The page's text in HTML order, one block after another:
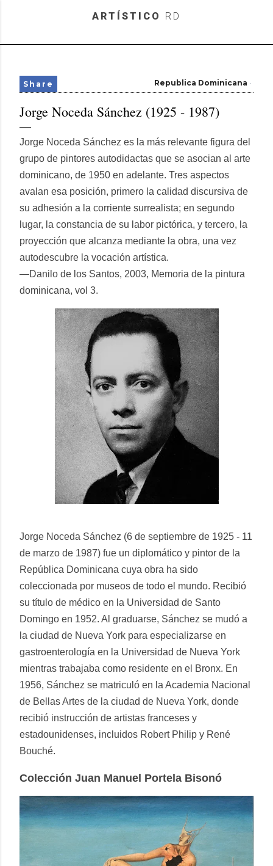
Skip to main content
ARTÍSTICO RD
Republica Dominicana
Share
Jorge Noceda Sánchez (1925 - 1987)
Jorge Noceda Sánchez es la más relevante figura del
grupo de pintores autodidactas que se asocian al arte
dominicano, de 1950 en adelante. Tres aspectos
avalan esa posición, primero la calidad discursiva de
su adhesión a la corriente surrealista; en segundo
lugar, la constancia de su labor pictórica, y tercero, la
proyección que alcanza mediante la obra, una vez
autodescubre la vocación artística.
—Danilo de los Santos, 2003, Memoria de la pintura
dominicana, vol 3.
Jorge Noceda Sánchez (6 de septiembre de 1925 - 11
de marzo de 1987) fue un diplomático y pintor de la
República Dominicana cuya obra ha sido
coleccionada por museos de todo el mundo. Recibió
su título de médico en la Universidad de Santo
Domingo en 1952. Al graduarse, Sánchez se mudó a
la ciudad de Nueva York para especializarse en
gastroenterología en la Universidad de Nueva York
mientras trabajaba como residente en el Bronx. En
1956, Sánchez se matriculó en la Academia Nacional
de Bellas Artes de la ciudad de Nueva York, donde
recibió instrucción de artistas franceses y
estadounidenses, incluidos Robert Philip y René
Bouché.
Colección Juan Manuel Portela Bisonó